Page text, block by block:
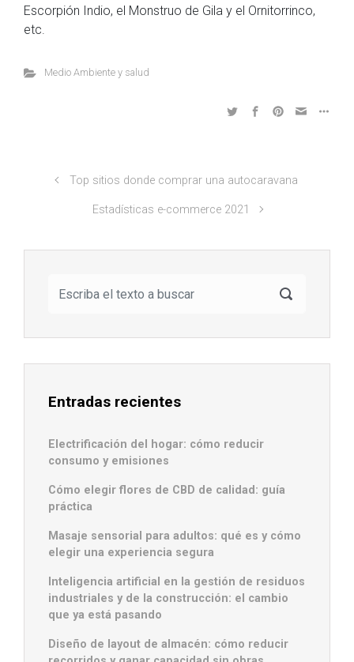
Escorpión Indio, el Monstruo de Gila y el Ornitorrinco,
etc.
Medio Ambiente y salud
Top sitios donde comprar una autocaravana
Estadísticas e-commerce 2021
Entradas recientes
Electrificación del hogar: cómo reducir
consumo y emisiones
Cómo elegir flores de CBD de calidad: guía
práctica
Masaje sensorial para adultos: qué es y cómo
elegir una experiencia segura
Inteligencia artificial en la gestión de residuos
industriales y de la construcción: el cambio
que ya está pasando
Diseño de layout de almacén: cómo reducir